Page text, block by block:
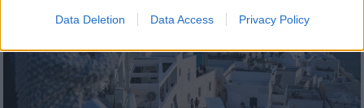
Data Deletion Data Access Privacy Policy